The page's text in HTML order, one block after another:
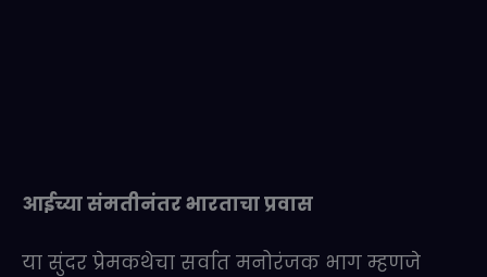
आईच्या संमतीनंतर भारताचा प्रवास
या सुंदर प्रेमकथेचा सर्वात मनोरंजक भाग म्हणजे